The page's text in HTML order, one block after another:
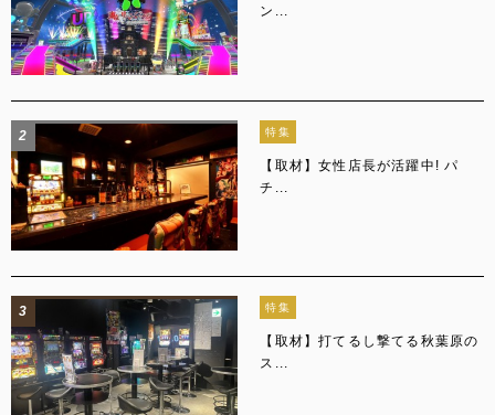
ン...
2 特集
【取材】女性店長が活躍中! パ
チ...
3 特集
【取材】打てるし撃てる秋葉原の
ス...